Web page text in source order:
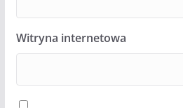
Witryna internetowa